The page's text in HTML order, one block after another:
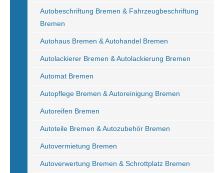
Autobeschriftung Bremen & Fahrzeugbeschriftung
Bremen
Autohaus Bremen & Autohandel Bremen
Autolackierer Bremen & Autolackierung Bremen
Automat Bremen
Autopflege Bremen & Autoreinigung Bremen
Autoreifen Bremen
Autoteile Bremen & Autozubehör Bremen
Autovermietung Bremen
Autoverwertung Bremen & Schrottplatz Bremen